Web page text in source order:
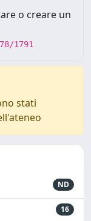
o creare un
1791
stati
ND
16